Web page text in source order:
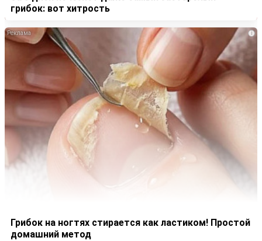
грибок: вот хитрость
i
Грибок на ногтях стирается как ластиком! Простой
домашний метод